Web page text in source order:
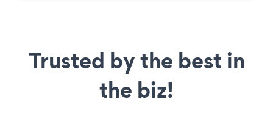
Trusted by the best in
the biz!